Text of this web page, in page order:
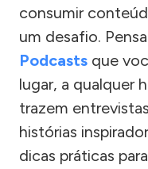
consumir
um desafio.
Podcasts que
lugar, a qualquer
trazem
histórias
dicas práticas